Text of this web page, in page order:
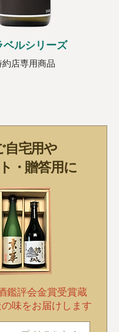
鑑評会金賞受賞蔵
味をお届けします
自宅用や
・贈答用に
ベルシリーズ
約店専用商品